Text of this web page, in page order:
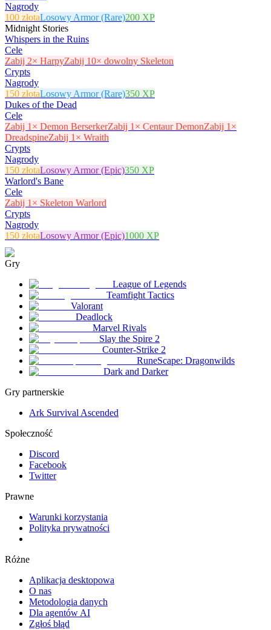
Nagrody
100 złotaLosowy Armor (Rare)200 XP
Midnight Stories
Whispers in the Ruins
Cele
Zabij 2× HarpyZabij 10× dowolny Skeleton
Crypts
Nagrody
150 złotaLosowy Armor (Rare)350 XP
Dukes of the Dead
Cele
Zabij 1× Demon BerserkerZabij 1× Centaur DemonZabij 1×
DreadspineZabij 1× Wraith
Crypts
Nagrody
150 złotaLosowy Armor (Epic)350 XP
Warlord's Bane
Cele
Zabij 1× Skeleton Warlord
Crypts
Nagrody
150 złotaLosowy Armor (Epic)1000 XP
Gry
League of Legends
Teamfight Tactics
Valorant
Deadlock
Marvel Rivals
Slay the Spire 2
Counter-Strike 2
RuneScape: Dragonwilds
Dark and Darker
Gry partnerskie
Ark Survival Ascended
Społeczność
Discord
Facebook
Twitter
Prawne
Warunki korzystania
Polityka prywatności
Różne
Aplikacja desktopowa
O nas
Metodologia danych
Dla agentów AI
Zgłoś błąd